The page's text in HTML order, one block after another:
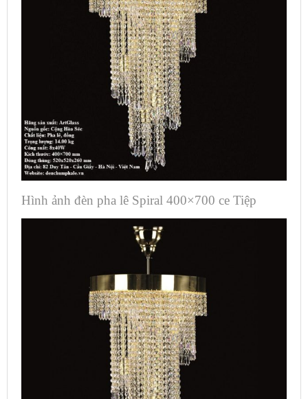
Hình ảnh đèn pha lê Spiral 400×700 ce Tiệp